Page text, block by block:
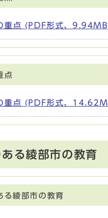
重点 (PDF形式、
点
重点 (PDF形式、
ある綾部市の教育
る綾部市の教育